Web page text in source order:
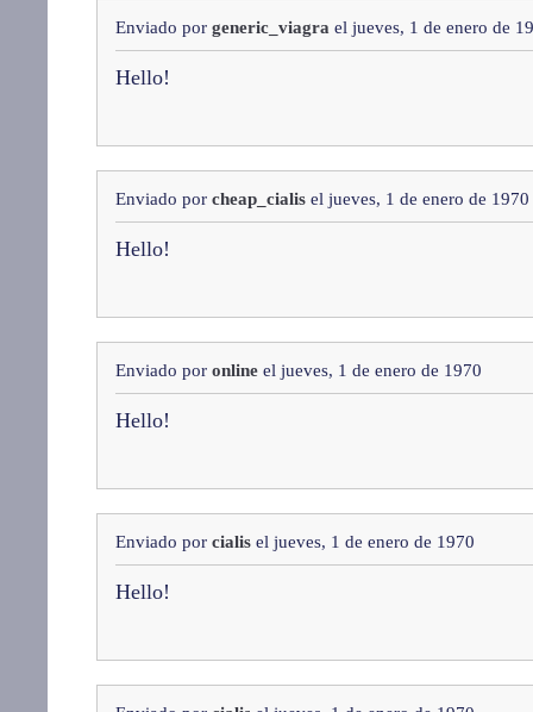
Enviado por generic_viagra el jueves, 1 de enero de
Hello!
Enviado por cheap_cialis el jueves, 1 de enero de 1970
Hello!
Enviado por online el jueves, 1 de enero de 1970
Hello!
Enviado por cialis el jueves, 1 de enero de 1970
Hello!